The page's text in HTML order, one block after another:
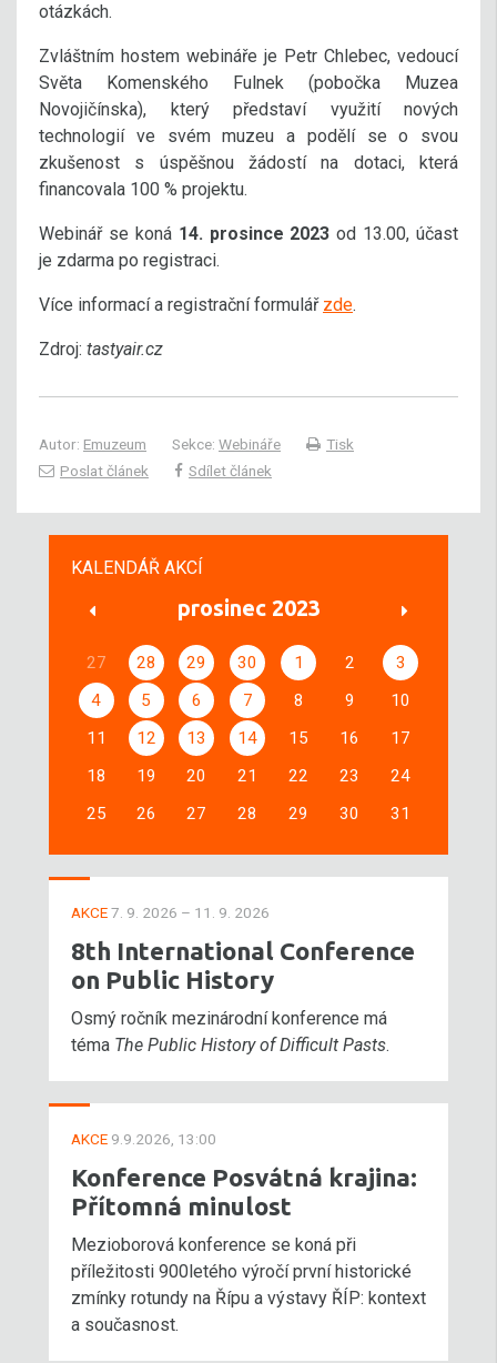
otázkách.
Zvláštním hostem webináře je Petr Chlebec, vedoucí
Světa Komenského Fulnek (pobočka Muzea
Novojičínska), který představí využití nových
technologií ve svém muzeu a podělí se o svou
zkušenost s úspěšnou žádostí na dotaci, která
financovala 100 % projektu.
Webinář se koná 14. prosince 2023 od 13.00, účast
je zdarma po registraci.
Více informací a registrační formulář zde.
Zdroj: tastyair.cz
Autor: Emuzeum Sekce: Webináře
Tisk
Poslat článek
Sdílet článek
KALENDÁŘ AKCÍ
prosinec 2023
27 28 29 30 1 2
3
4
5 6 7 8 9
10
11
12 13 14 15 16
17
18
19 20 21 22 23
24
25
26 27 28 29 30 31
AKCE7. 9. 2026 – 11. 9. 2026
8th International Conference
on Public History
Osmý ročník mezinárodní konference má
téma The Public History of Difficult Pasts.
AKCE 9.9.2026, 13:00
Konference Posvátná krajina:
Přítomná minulost
Mezioborová konference se koná při
příležitosti 900letého výročí první historické
zmínky rotundy na Řípu a výstavy ŘÍP: kontext
a současnost.